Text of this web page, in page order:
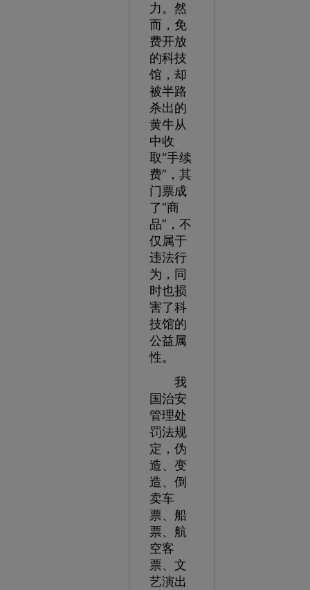
力。然
而，免
费开放
的科技
馆，却
被半路
杀出的
黄牛从
中收
取“手续
费”，其
门票成
了“商
品”，不
仅属于
违法行
为，同
时也损
害了科
技馆的
公益属
性。
我
国治安
管理处
罚法规
定，伪
造、变
造、倒
卖车
票、船
票、航
空客
票、文
艺演出